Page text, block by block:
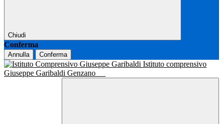
Chiudi
Conferma
Annulla Conferma
Istituto comprensivo
Giuseppe Garibaldi Genzano